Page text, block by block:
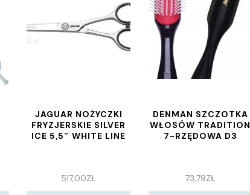
JAGUAR NOŻYCZKI
FRYZJERSKIE SILVER
ICE 5,5″ WHITE LINE
517,00ZŁ
DENMAN SZCZOTKA
WŁOSÓW TRADITION
7-RZĘDOWA D3
73,79ZŁ